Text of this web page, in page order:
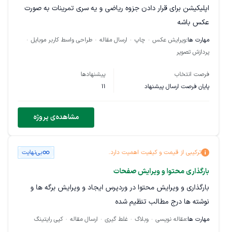
اپلیکیشن برای قرار دادن جزوه ریاضی و یه سری تمرینات به صورت
عکس باشه
مهارت ها:ویرایش عکس چاپ ارسال مقاله
طراحی واسط کاربر موبایل
پردازش تصویر
فرصت انتخاب
پایان فرصت ارسال پیشنهاد
پیشنهادها
11
مشاهده‌ی پروژه
ترکیبی از قیمت و کیفیت اهمیت دارد. بی‌نهایت
بارگذاری محتوا و ویرایش صفحات
بارگذاری و ویرایش محتوا در وردپرس ایجاد و ویرایش برگه ها و
نوشته ها درج مطالب تنظیم شده
مهارت ها:مقاله نویسی وبلاگ غلط گیری ارسال مقاله کپی رایتینگ